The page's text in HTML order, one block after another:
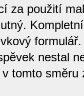
za použití
nestal
tomto směru